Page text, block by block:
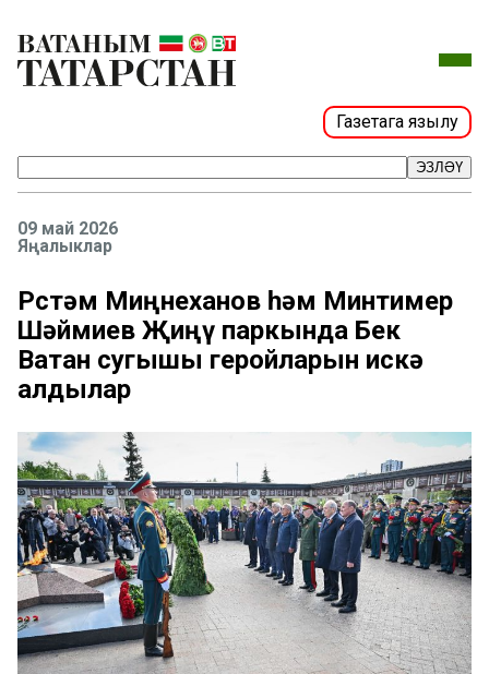
Газетага язылу
ЭЗЛӘҮ
09 май 2026
Яңалыклар
Рөстәм Миңнеханов һәм Минтимер
Шәймиев Җиңү паркында Бөек
Ватан сугышы геройларын искә
алдылар